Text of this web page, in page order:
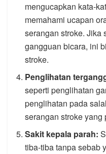
mengucapkan kata-
memahami ucapan
serangan stroke. Jika
gangguan bicara, ini
stroke.
Penglihatan
seperti penglihatan
penglihatan pada
serangan stroke
Sakit kepala parah:
tiba-tiba tanpa sebab